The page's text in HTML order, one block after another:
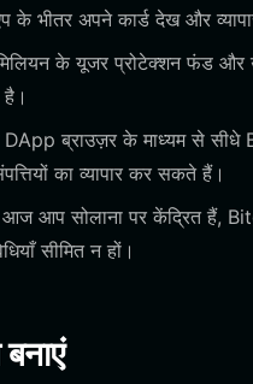
के भीतर अपने कार्ड देख और
के यूजर प्रोटेक्शन फंड और
DApp ब्राउज़र के माध्यम से
का व्यापार कर सकते हैं।
आज आप सोलाना पर केंद्रित हैं,
सीमित न हों।